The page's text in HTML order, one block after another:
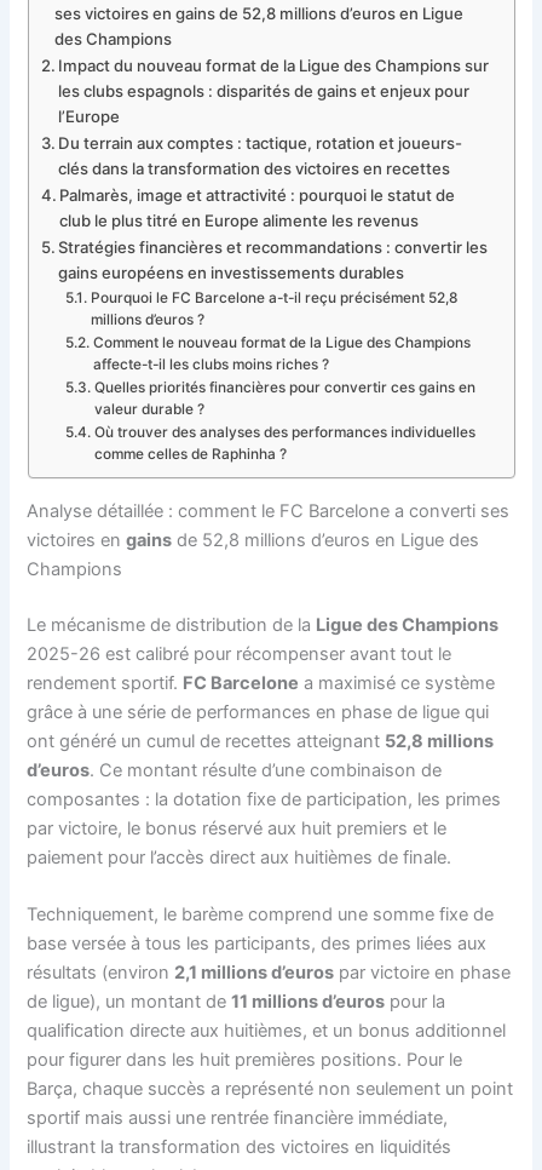
ses victoires en gains de 52,8 millions d’euros en Ligue
des Champions
Impact du nouveau format de la Ligue des Champions sur
les clubs espagnols : disparités de gains et enjeux pour
l’Europe
Du terrain aux comptes : tactique, rotation et joueurs-
clés dans la transformation des victoires en recettes
Palmarès, image et attractivité : pourquoi le statut de
club le plus titré en Europe alimente les revenus
Stratégies financières et recommandations : convertir les
gains européens en investissements durables
Pourquoi le FC Barcelone a-t-il reçu précisément 52,8
millions d’euros ?
Comment le nouveau format de la Ligue des Champions
affecte-t-il les clubs moins riches ?
Quelles priorités financières pour convertir ces gains en
valeur durable ?
Où trouver des analyses des performances individuelles
comme celles de Raphinha ?
Analyse détaillée : comment le FC Barcelone a converti ses
victoires engains de 52,8 millions d’euros en Ligue des
Champions
Le mécanisme de distribution de la Ligue des Champions
2025-26 est calibré pour récompenser avant tout le
rendement sportif. FC Barcelone a maximisé ce système
grâce à une série de performances en phase de ligue qui
ont généré un cumul de recettes atteignant 52,8 millions
d’euros. Ce montant résulte d’une combinaison de
composantes : la dotation fixe de participation, les primes
par victoire, le bonus réservé aux huit premiers et le
paiement pour l’accès direct aux huitièmes de finale.
Techniquement, le barème comprend une somme fixe de
base versée à tous les participants, des primes liées aux
résultats (environ 2,1 millions d’euros par victoire en phase
de ligue), un montant de11 millions d’euros pour la
qualification directe aux huitièmes, et un bonus additionnel
pour figurer dans les huit premières positions. Pour le
Barça, chaque succès a représenté non seulement un point
sportif mais aussi une rentrée financière immédiate,
illustrant la transformation des victoires en liquidités